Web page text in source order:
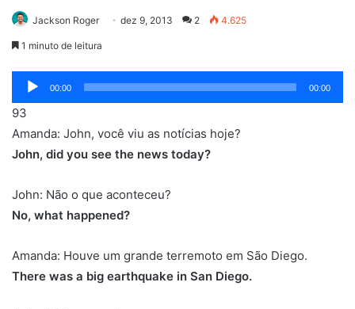
Jackson Roger dez 9, 2013 2 4.625
1 minuto de leitura
Tocador
de
áudio
00:00 00:00
93
Amanda: John, você viu as notícias hoje?
John, did you see the news today?
John: Não o que aconteceu?
No, what happened?
Amanda: Houve um grande terremoto em São Diego.
There was a big earthquake in San Diego.